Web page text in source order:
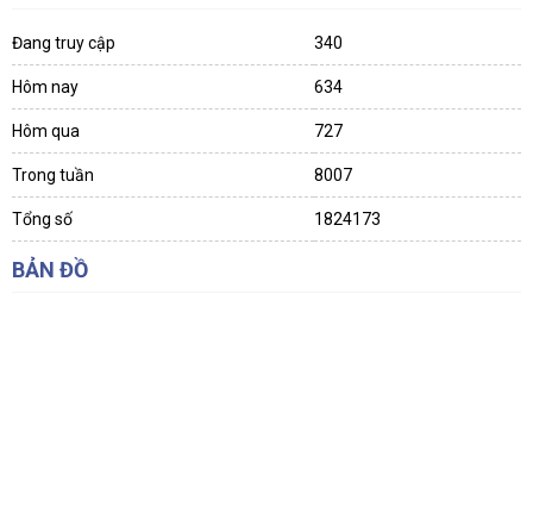
Đang truy cập 340
Hôm nay 634
Hôm qua 727
Trong tuần 8007
Tổng số 1824173
BẢN ĐỒ